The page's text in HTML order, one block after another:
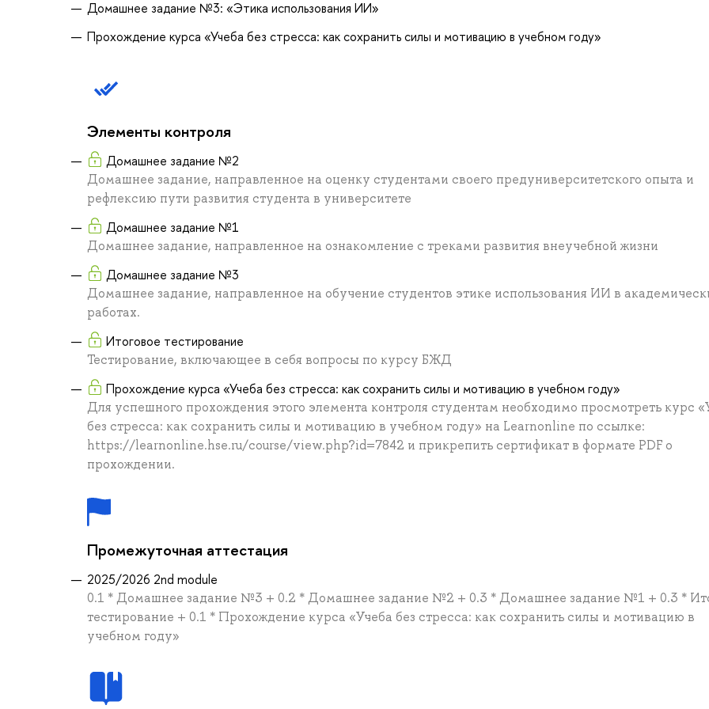
Домашнее задание №3: «Этика использования ИИ»
Прохождение курса «Учеба без стресса: как сохранить силы и мотивацию в учебном году»
Элементы контроля
Домашнее задание №2
Домашнее задание, направленное на оценку студентами своего предуниверситетского опыта и
рефлексию пути развития студента в университете
Домашнее задание №1
Домашнее задание, направленное на ознакомление с треками развития внеучебной жизни
Домашнее задание №3
Домашнее задание, направленное на обучение студентов этике использования ИИ в
работах.
Итоговое тестирование
Тестирование, включающее в себя вопросы по курсу БЖД
Прохождение курса «Учеба без стресса: как сохранить силы и мотивацию в учебном году»
Для успешного прохождения этого элемента контроля студентам необходимо просмотреть курс
без стресса: как сохранить силы и мотивацию в учебном году» на Learnonline по ссылке:
https://learnonline.hse.ru/course/view.php?id=7842 и прикрепить сертификат в формате PDF о
прохождении.
Промежуточная аттестация
2025/2026 2nd module
0.1 * Домашнее задание №3 + 0.2 * Домашнее задание №2 + 0.3 * Домашнее задание №1 + 0.3 *
тестирование + 0.1 * Прохождение курса «Учеба без стресса: как сохранить силы и мотивацию в
учебном году»